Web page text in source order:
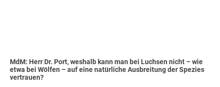
MdM: Herr Dr. Port, weshalb kann man bei Luchsen nicht – wie
etwa bei Wölfen – auf eine natürliche Ausbreitung der Spezies
vertrauen?